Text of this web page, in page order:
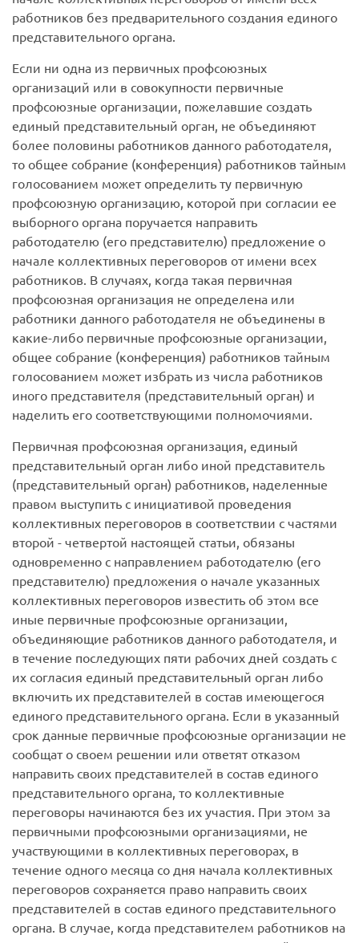
работников без предварительного создания единого
представительного органа.
Если ни одна из первичных профсоюзных
организаций или в совокупности первичные
профсоюзные организации, пожелавшие создать
единый представительный орган, не объединяют
более половины работников данного работодателя,
то общее собрание (конференция) работников тайным
голосованием может определить ту первичную
профсоюзную организацию, которой при согласии ее
выборного органа поручается направить
работодателю (его представителю) предложение о
начале коллективных переговоров от имени всех
работников. В случаях, когда такая первичная
профсоюзная организация не определена или
работники данного работодателя не объединены в
какие-либо первичные профсоюзные организации,
общее собрание (конференция) работников тайным
голосованием может избрать из числа работников
иного представителя (представительный орган) и
наделить его соответствующими полномочиями.
Первичная профсоюзная организация, единый
представительный орган либо иной представитель
(представительный орган) работников, наделенные
правом выступить с инициативой проведения
коллективных переговоров в соответствии с частями
второй - четвертой настоящей статьи, обязаны
одновременно с направлением работодателю (его
представителю) предложения о начале указанных
коллективных переговоров известить об этом все
иные первичные профсоюзные организации,
объединяющие работников данного работодателя, и
в течение последующих пяти рабочих дней создать с
их согласия единый представительный орган либо
включить их представителей в состав имеющегося
единого представительного органа. Если в указанный
срок данные первичные профсоюзные организации не
сообщат о своем решении или ответят отказом
направить своих представителей в состав единого
представительного органа, то коллективные
переговоры начинаются без их участия. При этом за
первичными профсоюзными организациями, не
участвующими в коллективных переговорах, в
течение одного месяца со дня начала коллективных
переговоров сохраняется право направить своих
представителей в состав единого представительного
органа. В случае, когда представителем работников на